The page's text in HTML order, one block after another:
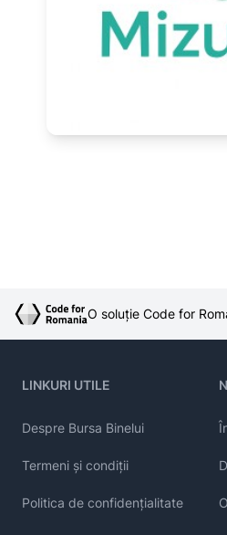
O soluție Code for
LINKURI UTILE
Despre Bursa Binelui
Termeni și condiții
Politica de confidențialitate